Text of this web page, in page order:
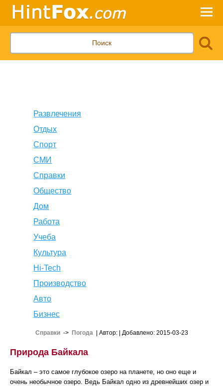
Развлечения
Отдых
Спорт
СМИ
Справки
Общество
Дом
Работа
Учеба
Культура
Hi-Tech
Производство
Авто
Бизнес
Справки-> Погода| Автор: | Добавлено: 2015-03-23
Природа Байкала
Байкал – это самое глубокое озеро на планете, но оно еще и
очень необычное озеро. Ведь Байкал одно из древнейших озер и